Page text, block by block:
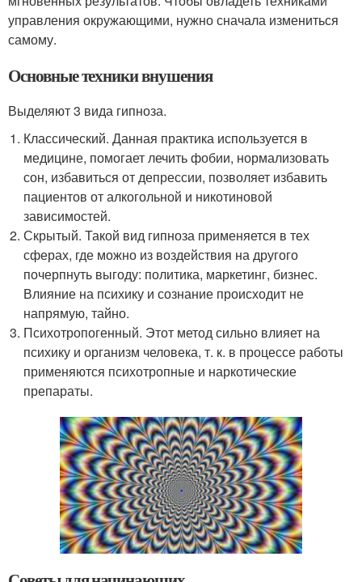
управления окружающими, нужно сначала измениться
самому.
Основные техники внушения
Выделяют 3 вида гипноза.
Классический. Данная практика используется в
медицине, помогает лечить фобии, нормализовать
сон, избавиться от депрессии, позволяет избавить
пациентов от алкогольной и никотиновой
зависимостей.
Скрытый. Такой вид гипноза применяется в тех
сферах, где можно из воздействия на другого
почерпнуть выгоду: политика, маркетинг, бизнес.
Влияние на психику и сознание происходит не
напрямую, тайно.
Психотропогенный. Этот метод сильно влияет на
психику и организм человека, т. к. в процессе работы
применяются психотропные и наркотические
препараты.